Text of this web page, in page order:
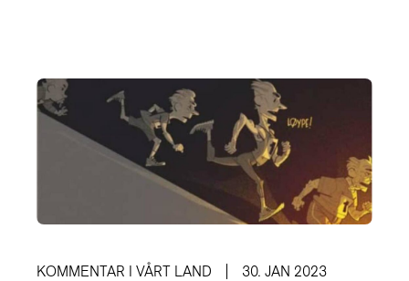
KOMMENTAR I VÅRT LAND 30. JAN 2023